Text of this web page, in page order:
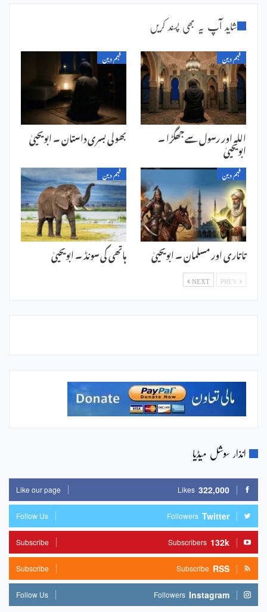
شاید آپ یہ بھی پسند کریں
فہم دین
اللہ اور رسول سے جھگڑا ۔
ابویحییٰ
فہم دین
بھولی بسری داستان ۔ ابویحییٰ
فہم دین
تاتاری اور مسلمان ۔ ابویحییٰ
فہم دین
ہاتھی کی سونڈ ۔ ابویحییٰ
NEXT
انذار سوشل میڈیا
322,000
Likes
Like our page
Twitter
Followers
Follow Us
132k
Subscribers
Subscribe
RSS
Subscribe
Subscribe
Instagram
Followers
Follow Us